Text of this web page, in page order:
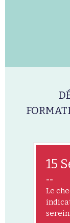
15
--
Le
serein